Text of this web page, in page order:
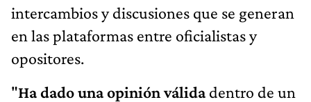
intercambios y discusiones que se generan
en las plataformas entre oficialistas y
opositores.
"Ha dado una opinión válidadentro de un